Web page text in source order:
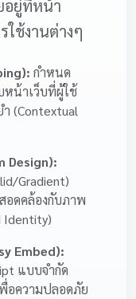
อยู่ที่หน้า
ใช้งานต่างๆ
กำหนด
หน้าเว็บที่ผู้ใช้
(Contextual
Design):
Gradient)
อดคล้องกับภาพ
Identity)
Embed):
แบบจำกัด
อความปลอดภัย